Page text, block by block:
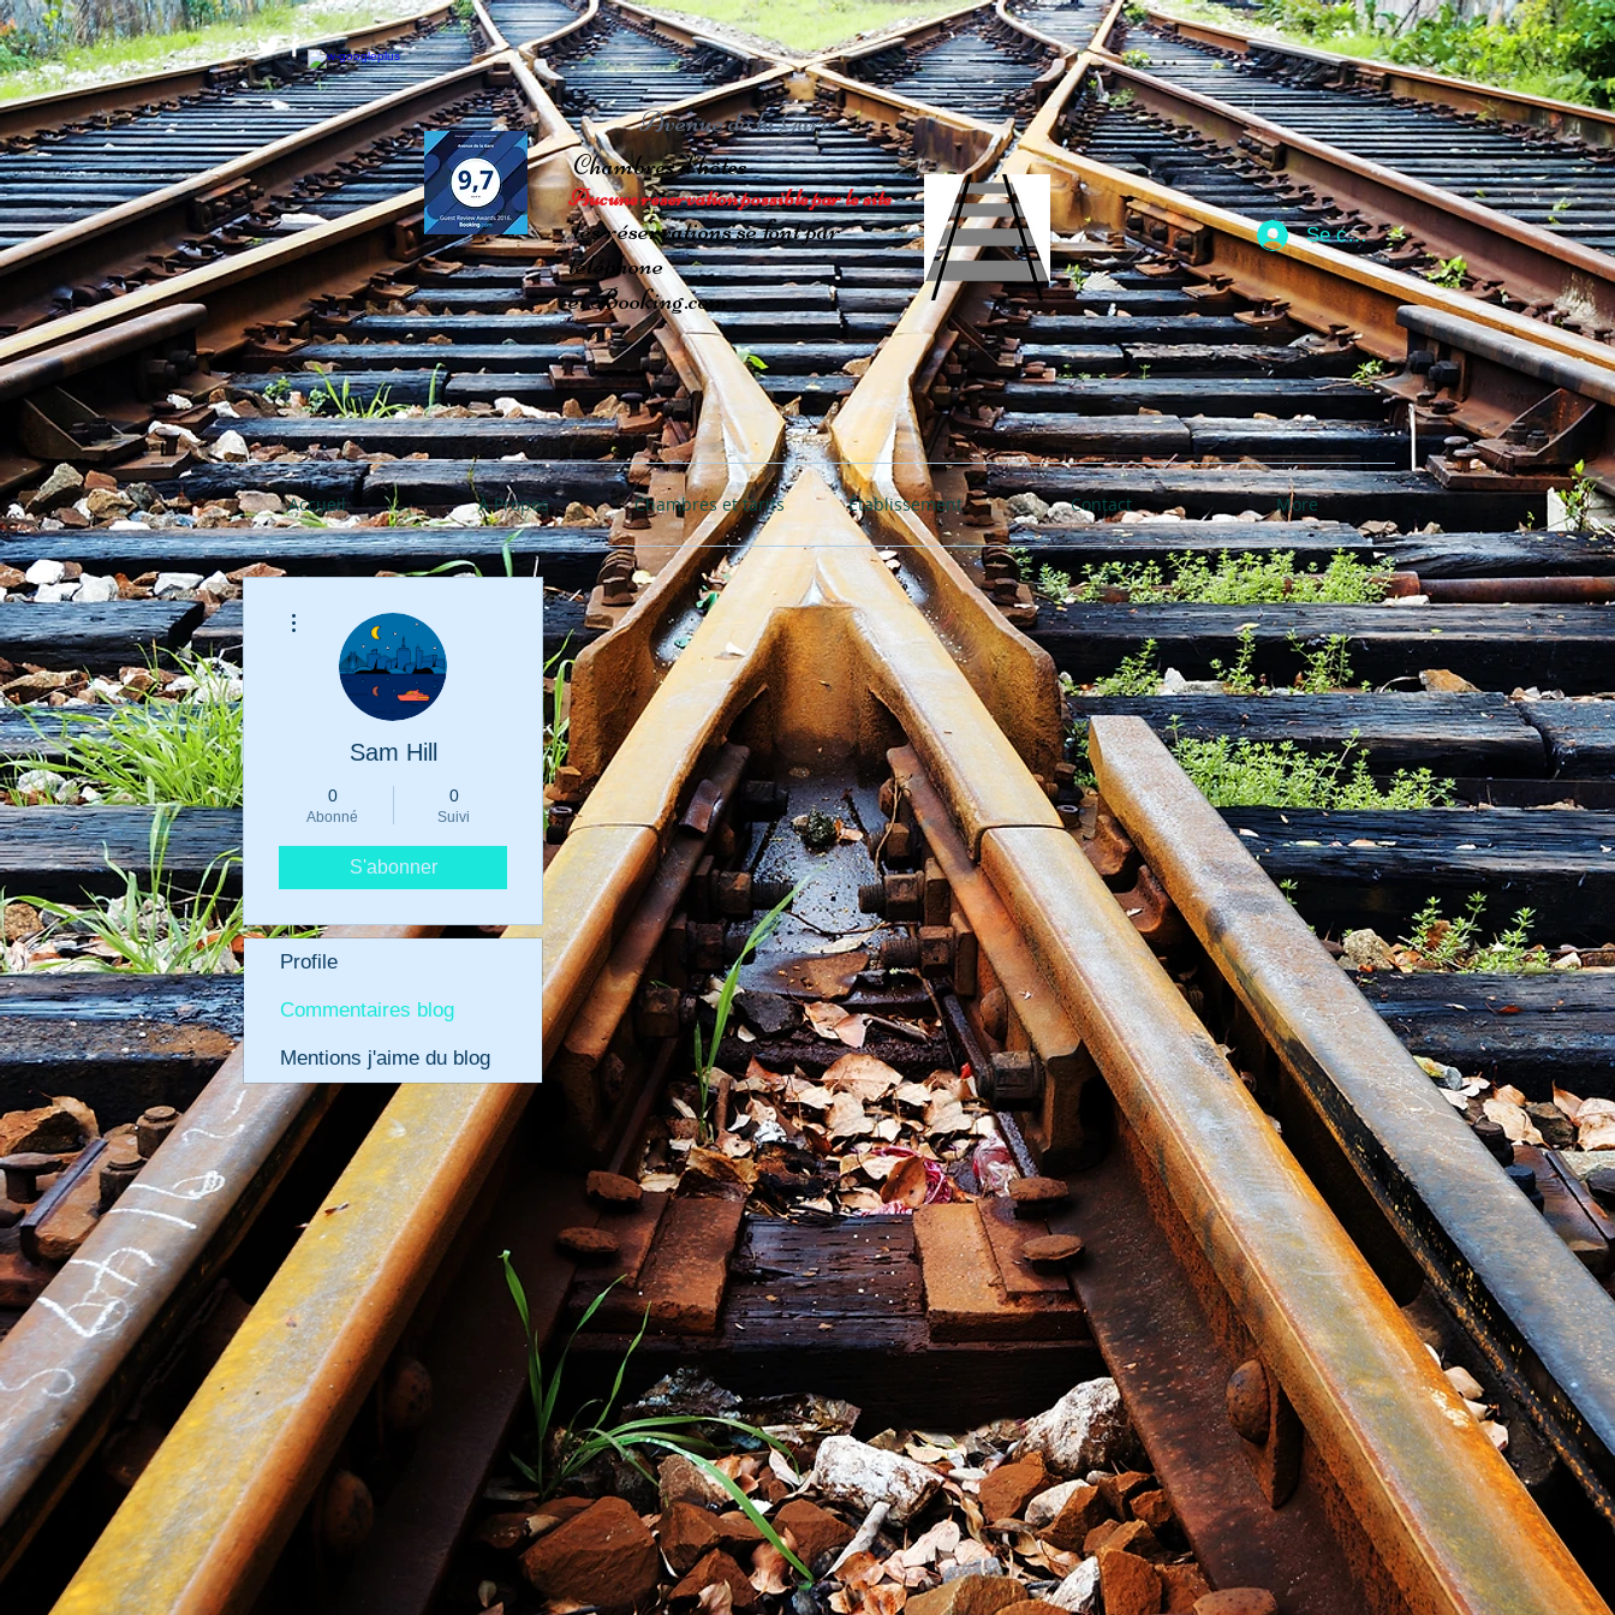
Avenue de la Gare
Chambres d'hôtes
Aucune reservation possible par le site
les réservations se font par
téléphone
et Booking.com
Se connecter
Accueil À Propos Chambres et tarifs Établissement Contact More
Sam Hill
0
Abonné
0
Suivi
S'abonner
Profile
Commentaires blog
Mentions j'aime du blog